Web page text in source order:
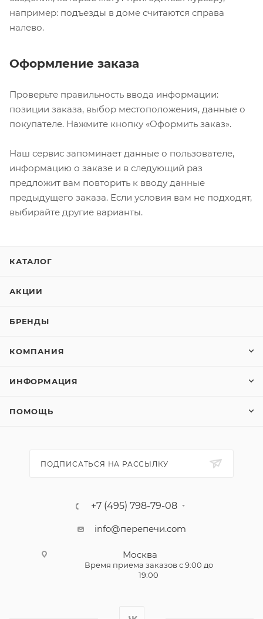
например: подъезды в доме считаются справа
налево.
Оформление заказа
Проверьте правильность ввода информации:
позиции заказа, выбор местоположения, данные о
покупателе. Нажмите кнопку «Оформить заказ».
Наш сервис запоминает данные о пользователе,
информацию о заказе и в следующий раз
предложит вам повторить к вводу данные
предыдущего заказа. Если условия вам не подходят,
выбирайте другие варианты.
КАТАЛОГ
АКЦИИ
БРЕНДЫ
КОМПАНИЯ
ИНФОРМАЦИЯ
ПОМОЩЬ
ПОДПИСАТЬСЯ НА РАССЫЛКУ
+7 (495) 798-79-08
info@перепечи.com
Москва
Время приема заказов с 9:00 до
19:00